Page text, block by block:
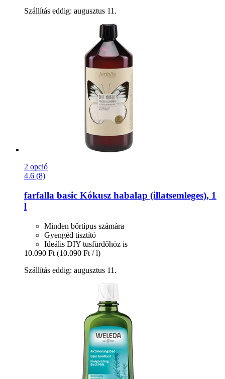
Szállítás eddig: augusztus 11.
2 opció
4.6 (8)
farfalla basic Kókusz habalap (illatsemleges), 1
l
Minden bőrtípus számára
Gyengéd tisztító
Ideális DIY tusfürdőhöz is
10.090 Ft (10.090 Ft / l)
Szállítás eddig: augusztus 11.